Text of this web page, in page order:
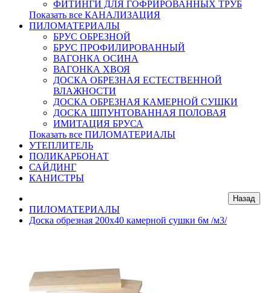
ФИТИНГИ ДЛЯ ГОФРИРОВАННЫХ ТРУБ
Показать все КАНАЛИЗАЦИЯ
ПИЛОМАТЕРИАЛЫ
БРУС ОБРЕЗНОЙ
БРУС ПРОФИЛИРОВАННЫЙ
ВАГОНКА ОСИНА
ВАГОНКА ХВОЯ
ДОСКА ОБРЕЗНАЯ ЕСТЕСТВЕННОЙ
ВЛАЖНОСТИ
ДОСКА ОБРЕЗНАЯ КАМЕРНОЙ СУШКИ
ДОСКА ШПУНТОВАННАЯ ПОЛОВАЯ
ИМИТАЦИЯ БРУСА
Показать все ПИЛОМАТЕРИАЛЫ
УТЕПЛИТЕЛЬ
ПОЛИКАРБОНАТ
САЙДИНГ
КАНИСТРЫ
ПИЛОМАТЕРИАЛЫ
Доска обрезная 200х40 камерной сушки 6м /м3/